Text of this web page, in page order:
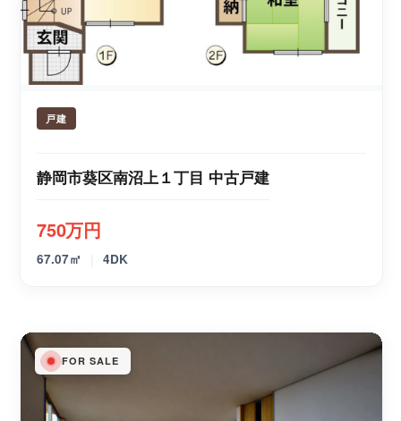
戸建
静岡市葵区南沼上１丁目 中古戸建
750万円
67.07㎡ 4DK
FOR SALE